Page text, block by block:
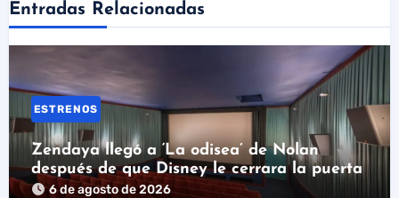
Entradas Relacionadas
ESTRENOS
Zendaya llegó a ‘La odisea’ de Nolan
después de que Disney le cerrara la puerta
6 de agosto de 2026